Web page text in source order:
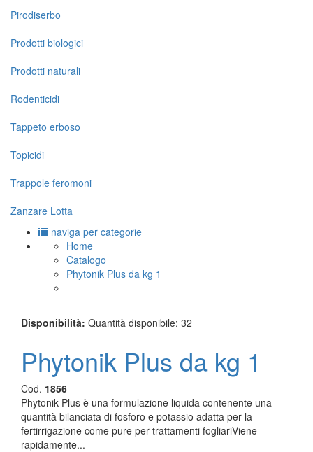
Pirodiserbo
Prodotti biologici
Prodotti naturali
Rodenticidi
Tappeto erboso
Topicidi
Trappole feromoni
Zanzare Lotta
naviga per categorie
Home
Catalogo
Phytonik Plus da kg 1
Disponibilità: Quantità disponibile: 32
Phytonik Plus da kg 1
Cod. 1856
Phytonik Plus è una formulazione liquida contenente una
quantità bilanciata di fosforo e potassio adatta per la
fertirrigazione come pure per trattamenti fogliariViene
rapidamente...